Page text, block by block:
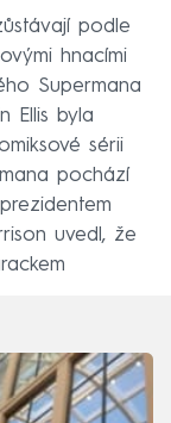
podle
hnacími
Supermana
Ellis byla
sérii
pochází
uvedl, že